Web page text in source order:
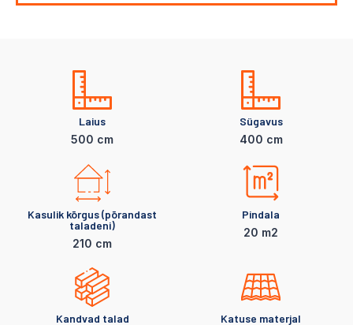
Laius
500 cm
Sügavus
400 cm
Kasulik kõrgus (põrandast
taladeni)
210 cm
Pindala
20 m2
Kandvad talad Katuse materjal